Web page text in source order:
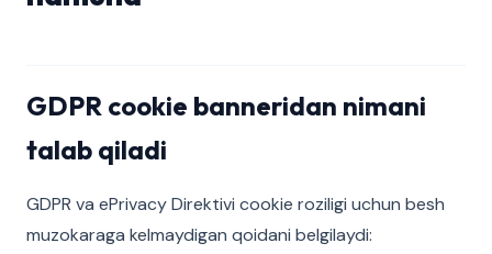
GDPR cookie banneridan nimani
talab qiladi
GDPR va ePrivacy Direktivi cookie roziligi uchun besh
muzokaraga kelmaydigan qoidani belgilaydi: